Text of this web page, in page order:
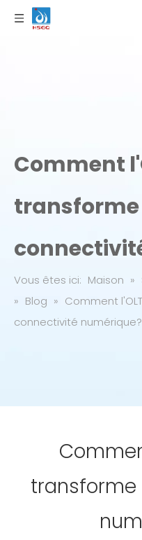
Comment
transforme
Vous êtes ici: Maison »
» Blog » Comment
connectivité numérique?